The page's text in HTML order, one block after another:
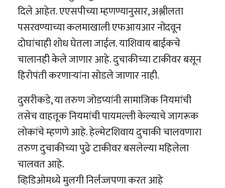
दिले आहेत. एएसपीच्या म्हणण्यानुसार, अश्लीलता
पसरवण्याच्या कलमाखाली एफआयआर नोंदवून
दोघांचाही शोध घेतला जाईल. याशिवाय बाईकचे
चालानही केले जाणार आहे. दुचाकीच्या टाकीवर बसून
हिरोपंती करणाऱ्यांना सोडले जाणार नाही.
दुसरीकडे, या तरुण जोडप्यांनी सामाजिक नियमांची
तसेच वाहतूक नियमांची पायमल्ली केल्याचे जागरूक
लोकांचे म्हणणे आहे. हेल्मेटशिवाय दुचाकी चालवणारा
तरुण दुचाकीच्या पुढे टाकीवर बसलेल्या महिलेला
चालवत आहे.
व्हिडिओमध्ये मुलगी निर्लज्जपणा करत आहे